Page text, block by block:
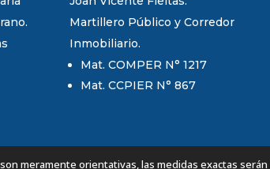
Martillero Público y Corredor
Inmobiliario.
Mat. COMPER N° 1217
Mat. CCPIER N° 867
meramente orientativas, las medidas exactas